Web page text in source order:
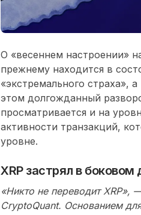
О «весеннем настроении»
прежнему находится в
«экстремального страха», а
этом долгожданный
просматривается и на
активности транзакций,
уровне.
XRP застрял в
«Никто не переводит XRP», —
CryptoQuant. Основанием